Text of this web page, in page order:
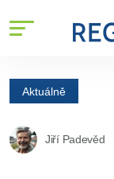
Aktuálně
Jiří Padevěd